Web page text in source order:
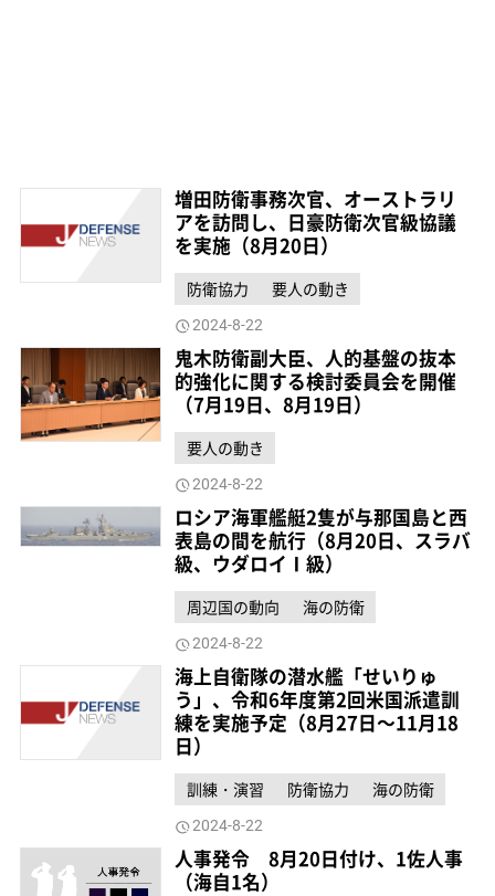
増田防衛事務次官、オーストラリ
アを訪問し、日豪防衛次官級協議
を実施（8月20日）
防衛協力 要人の動き
2024-8-22
鬼木防衛副大臣、人的基盤の抜本
的強化に関する検討委員会を開催
（7月19日、8月19日）
要人の動き
2024-8-22
ロシア海軍艦艇2隻が与那国島と西
表島の間を航行（8月20日、スラバ
級、ウダロイⅠ級）
周辺国の動向 海の防衛
2024-8-22
海上自衛隊の潜水艦「せいりゅ
う」、令和6年度第2回米国派遣訓
練を実施予定（8月27日～11月18
日）
訓練・演習 防衛協力 海の防衛
2024-8-22
人事発令 8月20日付け、1佐人事
（海自1名）